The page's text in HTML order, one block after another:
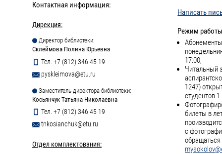
Контактная информация:
Дирекция:
Директор библиотеки:
Склеймова Полина Юрьевна
Тел. +7 (812) 346 45 19
pyskleimova@etu.ru
Заместитель директора библиотеки:
Косьянчук Татьяна Николаевна
Тел. +7 (812) 346 45 19
tnkosianchuk@etu.ru
Отдел комплектования:
Написать
Режим
17:00;
Читальный
1247)
студентов
билеты в
с
обращаться